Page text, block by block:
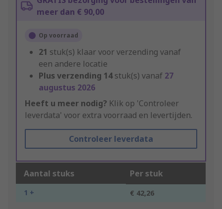
meer dan € 90,00
Op voorraad
21 stuk(s) klaar voor verzending vanaf
een andere locatie
Plus verzending 14stuk(s) vanaf 27
augustus 2026
Heeft u meer nodig? Klik op 'Controleer
leverdata' voor extra voorraad en levertijden.
Controleer leverdata
Aantal stuks Per stuk
1 + € 42,26